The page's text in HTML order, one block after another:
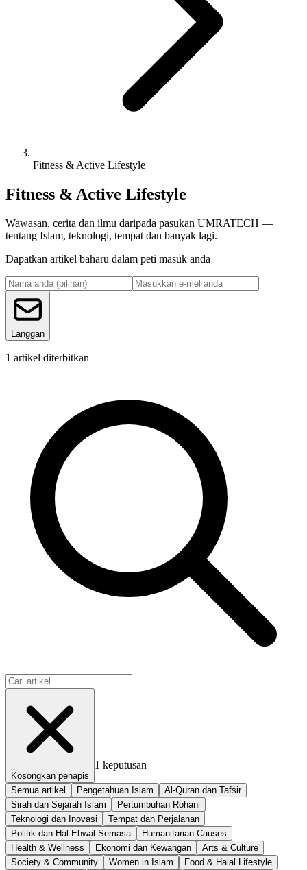
Fitness & Active Lifestyle
Fitness & Active Lifestyle
Wawasan, cerita dan ilmu daripada pasukan UMRATECH —
tentang Islam, teknologi, tempat dan banyak lagi.
Dapatkan artikel baharu dalam peti masuk anda
Langgan
1 artikel diterbitkan
Kosongkan penapis
1 keputusan
Semua artikel Pengetahuan Islam
Al-Quran dan Tafsir
Sirah dan Sejarah Islam
Pertumbuhan Rohani
Teknologi dan Inovasi
Tempat dan Perjalanan
Politik dan Hal Ehwal Semasa
Humanitarian Causes
Health & Wellness
Ekonomi dan Kewangan
Arts & Culture
Society & Community
Women in Islam
Food & Halal Lifestyle